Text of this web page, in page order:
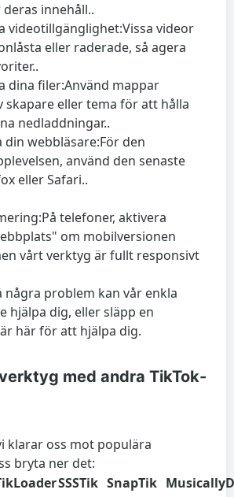
innehåll..
videotillgänglighet:Vissa videor
eller raderade, så agera
dina filer:Använd mappar
skapare eller tema för att hålla
nedladdningar..
din webbläsare:För den
använd den senaste
eller Safari..
På telefoner, aktivera
om mobilversionen
vårt verktyg är fullt responsivt
några problem kan vår enkla
hjälpa dig, eller släpp en
här för att hjälpa dig.
med andra TikTok-
klarar oss mot populära
bryta ner det:
SSSTik SnapTik